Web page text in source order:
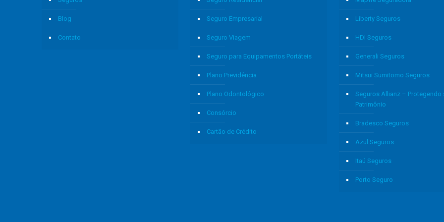
Blog
Contato
Seguro Empresarial
Seguro Viagem
Seguro para Equipamentos Portáteis
Plano Previdência
Plano Odontológico
Consórcio
Cartão de Crédito
Liberty Seguros
HDI Seguros
Generali Seguros
Mitsui Sumitomo Seguros
Seguros Allianz – Protegendo
Patrimônio
Bradesco Seguros
Azul Seguros
Itaú Seguros
Porto Seguro